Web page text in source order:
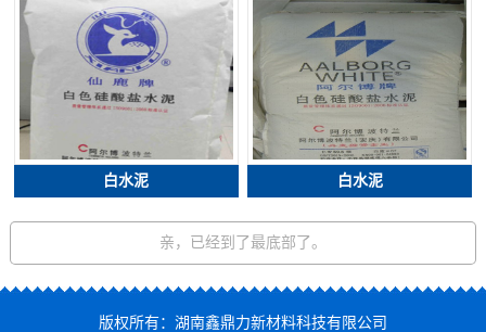
白水泥 白水泥
亲，已经到了最底部了。
版权所有：湖南鑫鼎力新材料科技有限公司